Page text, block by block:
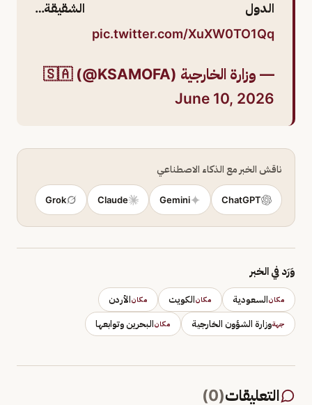
الدول الشقيقة…
pic.twitter.com/XuXW0TO1Qq
— وزارة الخارجية 🇸🇦 (@KSAMOFA)
June 10, 2026
ناقش الخبر مع الذكاء الاصطناعي
ChatGPT
Gemini
Claude
Grok
وَرَد في الخبر
مكانالسعودية مكانالكويت مكانالأردن
جهةوزارة الشؤون الخارجية مكانالبحرين وتوابعها
التعليقات(
0
)